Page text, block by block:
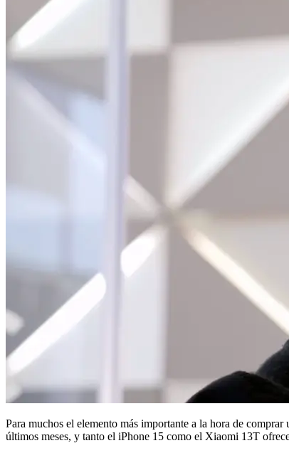
Para muchos el elemento más importante a la hora de comprar
últimos meses, y tanto el iPhone 15 como el Xiaomi 13T